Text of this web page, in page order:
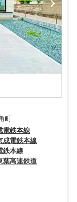
町
電鉄本線
成電鉄本線
鉄本線
葉高速鉄道